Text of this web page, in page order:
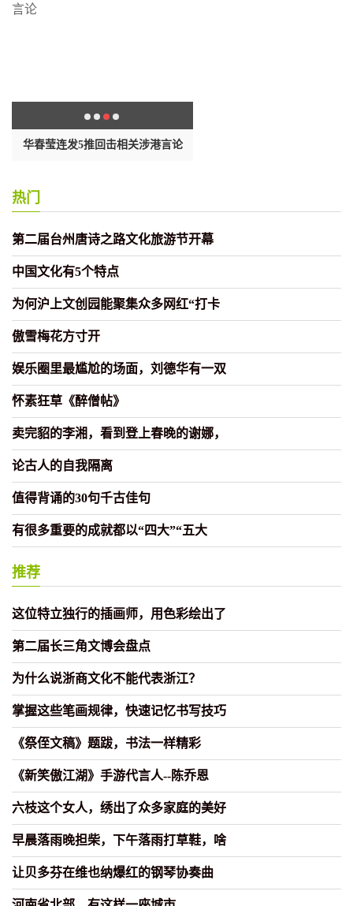
华春莹连发5推回击相关涉港言论
热门
第二届台州唐诗之路文化旅游节开幕
中国文化有5个特点
为何沪上文创园能聚集众多网红“打卡
傲雪梅花方寸开
娱乐圈里最尴尬的场面，刘德华有一双
怀素狂草《醉僧帖》
卖完貂的李湘，看到登上春晚的谢娜，
论古人的自我隔离
值得背诵的30句千古佳句
有很多重要的成就都以“四大”“五大
推荐
这位特立独行的插画师，用色彩绘出了
第二届长三角文博会盘点
为什么说浙商文化不能代表浙江？
掌握这些笔画规律，快速记忆书写技巧
《祭侄文稿》题跋，书法一样精彩
《新笑傲江湖》手游代言人--陈乔恩
六枝这个女人，绣出了众多家庭的美好
早晨落雨晚担柴，下午落雨打草鞋，啥
让贝多芬在维也纳爆红的钢琴协奏曲